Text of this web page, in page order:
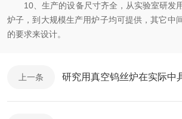
10、生产的设备尺寸齐全，从实验室研发
炉子，到大规模生产用炉子均可提供，其它中
的要求来设计。
上一条 研究用真空钨丝炉在实际中